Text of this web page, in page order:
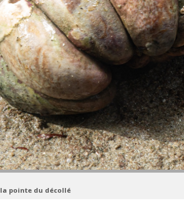
la pointe du décollé